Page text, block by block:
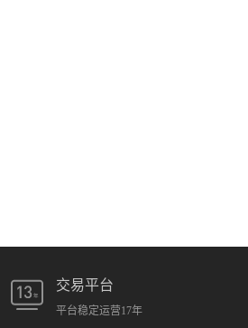
交易平台
平台稳定运营17年